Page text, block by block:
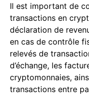
Il est important de
transactions en
déclaration de
en cas de contrôle
relevés de
d’échange, les
cryptomonnaies,
transactions entre